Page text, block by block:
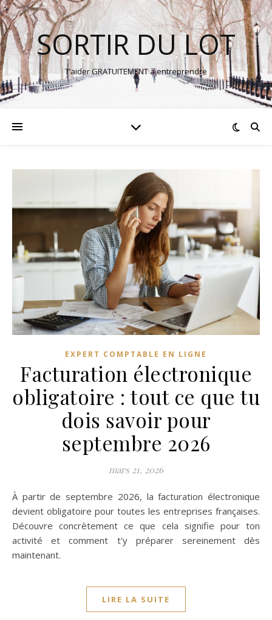
SORTIR DU LOT
T’aider GRATUITEMENT à entreprendre
EXPERT COMPTABLE EN LIGNE
Facturation électronique
obligatoire : tout ce que tu
dois savoir pour
septembre 2026
mars 21, 2026
À partir de septembre 2026, la facturation électronique
devient obligatoire pour toutes les entreprises françaises.
Découvre concrètement ce que cela signifie pour ton
activité et comment t'y préparer sereinement dès
maintenant.
LIRE LA SUITE